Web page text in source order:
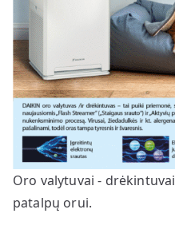
Oro valytuvai -
patalpų orui.